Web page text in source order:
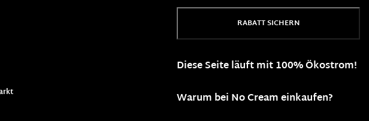
RABATT SICHERN
Diese Seite läuft mit 100% Ökostrom!
Warum bei No Cream einkaufen?